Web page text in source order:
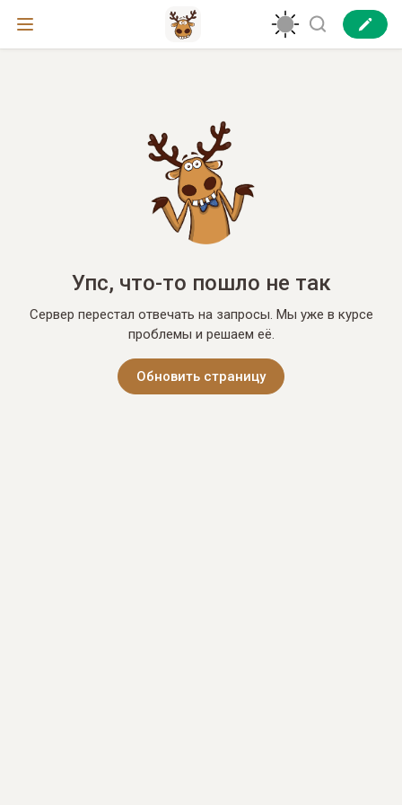
Упс, что-то пошло не так
Сервер перестал отвечать на запросы. Мы уже в курсе
проблемы и решаем её.
Обновить страницу